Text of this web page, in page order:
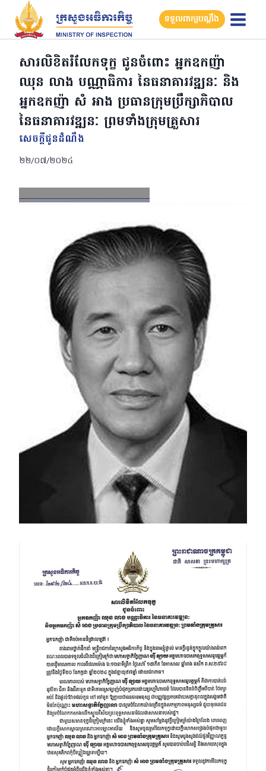
Skip
content
ទទួលពាក្យបណ្តឹង
សារលិខិតរំលែកទុក្ខ ជូនចំពោះ អ្នកឧកញ៉ា
ឈុន លាង បណ្ណាធិការ នៃធនាគារវឌ្ឍនៈ និង
អ្នកឧកញ៉ា សំ អាង ប្រធានក្រុមប្រឹក្សាភិបាល
នៃធនាគារវឌ្ឍនៈ ព្រមទាំងក្រុមគ្រួសារ
សេចក្តីជូនដំណឹង
២២/០៧/២០២៤
FacebookXEmailLinkedIn